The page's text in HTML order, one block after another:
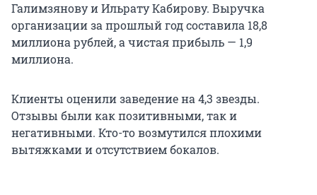
Галимзянову и Ильрату Кабирову. Выручка
организации за прошлый год составила 18,8
миллиона рублей, а чистая прибыль — 1,9
миллиона.
Клиенты оценили заведение на4,3 звезды.
Отзывы были как позитивными, так и
негативными. Кто-то возмутился плохими
вытяжками и отсутствием бокалов.